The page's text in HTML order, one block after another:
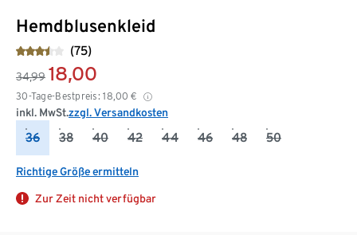
Hemdblusenkleid
(75)
34,99 18,00
30-Tage-Bestpreis: 18,00 €
inkl. MwSt.zzgl. Versandkosten
36 38 40 42 44 46 48 50
Richtige Größe ermitteln
Zur Zeit nicht verfügbar